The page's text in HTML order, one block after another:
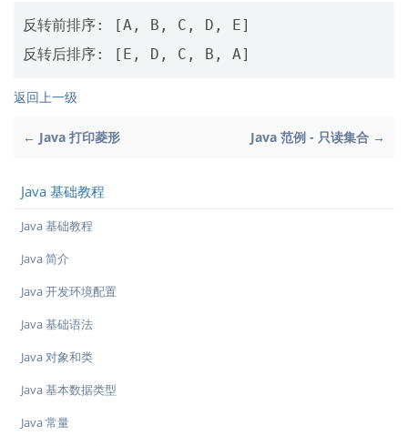
反转前排序: [A, B, C, D, E]
返回上一级
← Java 打印菱形 Java 范例 - 只读集合 →
Java 基础教程
Java 基础教程
Java 简介
Java 开发环境配置
Java 基础语法
Java 对象和类
Java 基本数据类型
Java 常量